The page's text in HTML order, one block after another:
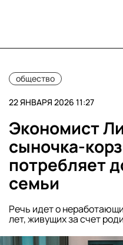
общество
22 ЯНВАРЯ 2026 11:27
Экономист
сыночка-
потребляет
семьи
Речь идет о
лет, живущих за счет